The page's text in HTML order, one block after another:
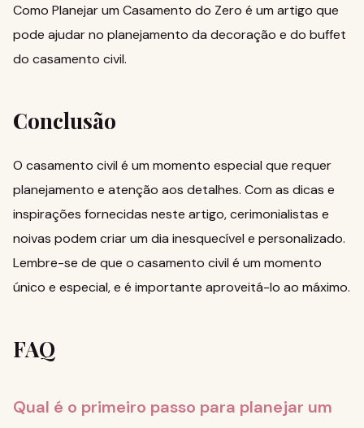
Como Planejar um Casamento do Zero é um artigo que
pode ajudar no planejamento da decoração e do buffet
do casamento civil.
Conclusão
O casamento civil é um momento especial que requer
planejamento e atenção aos detalhes. Com as dicas e
inspirações fornecidas neste artigo, cerimonialistas e
noivas podem criar um dia inesquecível e personalizado.
Lembre-se de que o casamento civil é um momento
único e especial, e é importante aproveitá-lo ao máximo.
FAQ
Qual é o primeiro passo para planejar um